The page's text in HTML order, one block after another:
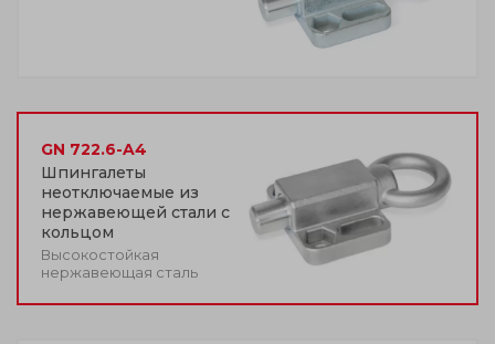
GN 722.6-A4
Шпингалеты
неотключаемые из
нержавеющей стали с
кольцом
Высокостойкая
нержавеющая сталь